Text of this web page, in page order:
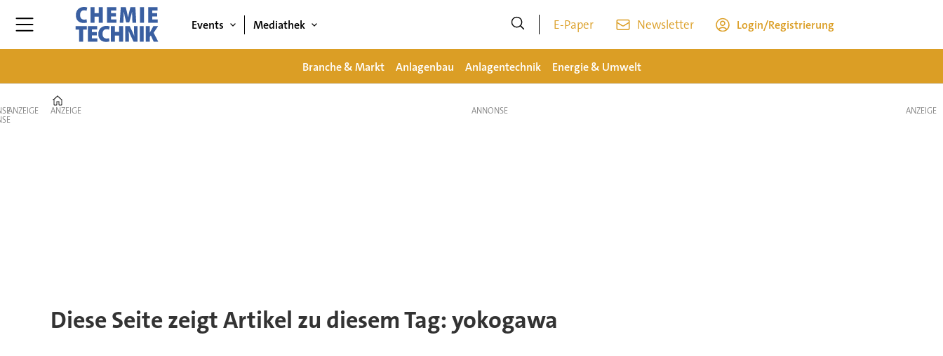
Events Mediathek E-Paper Newsletter Login/Registrierung
Branche & Markt Anlagenbau Anlagentechnik Energie & Umwelt
ANZEIGE ANZEIGE
Diese Seite zeigt Artikel zu diesem Tag: yokogawa
ANZEIGE